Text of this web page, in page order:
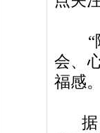
“除
会、
福感
据